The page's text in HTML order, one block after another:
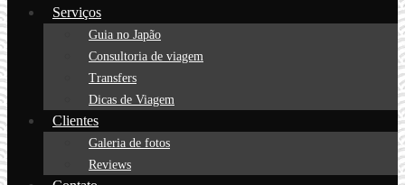
Serviços
Guia no Japão
Consultoria de viagem
Transfers
Dicas de Viagem
Clientes
Galeria de fotos
Reviews